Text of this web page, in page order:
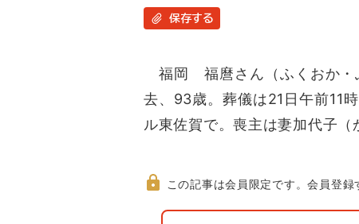
保存する
福岡 福麿さん（ふくおか・
去、93歳。葬儀は21日午前11
ル東佐賀で。喪主は妻加代子
この記事は会員限定です。会員登録